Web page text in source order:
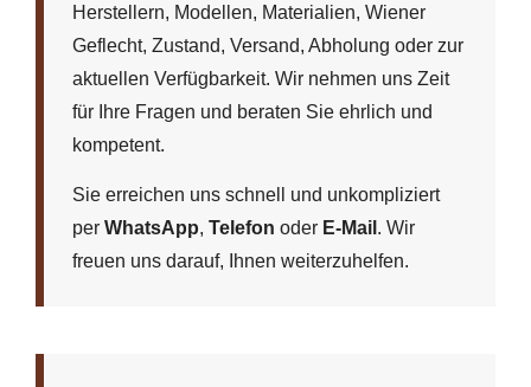
Herstellern, Modellen, Materialien, Wiener
Geflecht, Zustand, Versand, Abholung oder zur
aktuellen Verfügbarkeit. Wir nehmen uns Zeit
für Ihre Fragen und beraten Sie ehrlich und
kompetent.
Sie erreichen uns schnell und unkompliziert
per WhatsApp, Telefon oder E-Mail . Wir
freuen uns darauf, Ihnen weiterzuhelfen.